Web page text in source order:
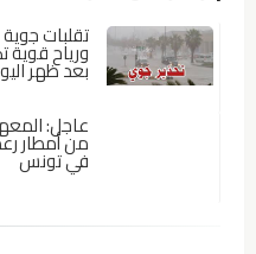
تقلبات
بعد ظهر
عاجل:
من أمطار
في تونس